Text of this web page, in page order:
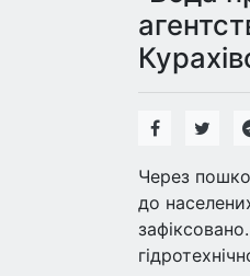
Через
до